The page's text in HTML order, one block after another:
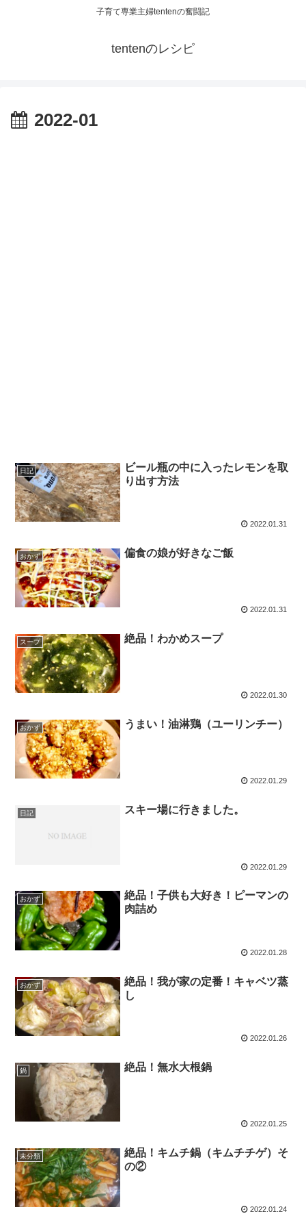
子育て専業主婦tentenの奮闘記
tentenのレシピ
2022-01
日記
ビール瓶の中に入ったレモンを取
り出す方法
2022.01.31
おかず 偏食の娘が好きなご飯
2022.01.31
スープ 絶品！わかめスープ
2022.01.30
おかず うまい！油淋鶏（ユーリンチー）
2022.01.29
日記 スキー場に行きました。
2022.01.29
おかず
絶品！子供も大好き！ピーマンの
肉詰め
2022.01.28
おかず
絶品！我が家の定番！キャベツ蒸
し
2022.01.26
鍋 絶品！無水大根鍋
2022.01.25
未分類
絶品！キムチ鍋（キムチチゲ）そ
の②
2022.01.24